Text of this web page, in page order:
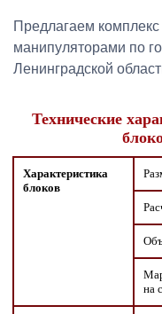
Предлагаем комплекс
манипуляторами по
Ленинградской
Технические
Характеристика
блоков
на